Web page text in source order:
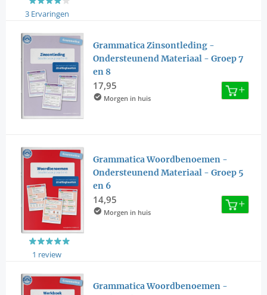
3 Ervaringen
Grammatica Zinsontleding -
Ondersteunend Materiaal - Groep 7
en 8
17,95
Morgen in huis
1 review
Grammatica Woordbenoemen -
Ondersteunend Materiaal - Groep 5
en 6
14,95
Morgen in huis
Grammatica Woordbenoemen -